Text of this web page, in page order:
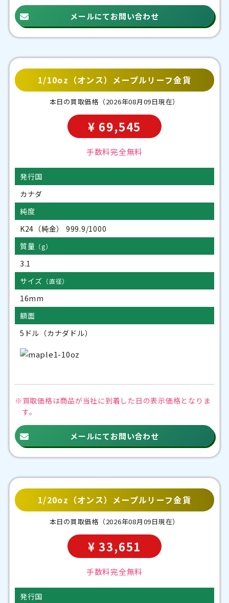
メールにてお問い合わせ
1/10oz（オンス）メープルリーフ金貨
本日の買取価格 （2026年08月09日現在）
¥ 69,545
手数料完全無料
発行国
カナダ
純度
K24（純金） 999.9/1000
質量 （g）
3.1
サイズ （直径）
16mm
額面
5ドル（カナダドル）
※買取価格は商品が当社に到着した日の表示価格となりま
す。
メールにてお問い合わせ
1/20oz（オンス）メープルリーフ金貨
本日の買取価格 （2026年08月09日現在）
¥ 33,651
手数料完全無料
発行国